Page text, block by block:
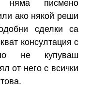
няма писмено
ако някой реши
сделки са
консултация с
не купуваш
от него с всички